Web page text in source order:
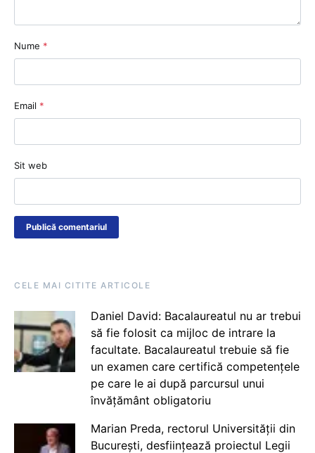
Nume *
Email *
Sit web
CELE MAI CITITE ARTICOLE
Daniel David: Bacalaureatul nu ar trebui
să fie folosit ca mijloc de intrare la
facultate. Bacalaureatul trebuie să fie
un examen care certifică competențele
pe care le ai după parcursul unui
învățământ obligatoriu
Marian Preda, rectorul Universității din
București, desființează proiectul Legii